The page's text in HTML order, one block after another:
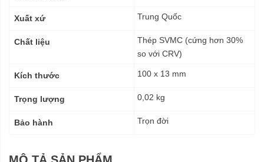
Xuất xứ Trung Quốc
Chất liệu
Thép SVMC (cứng hơn 30%
so với CRV)
Kích thước 100 x 13 mm
Trọng lượng 0,02 kg
Bảo hành Trọn đời